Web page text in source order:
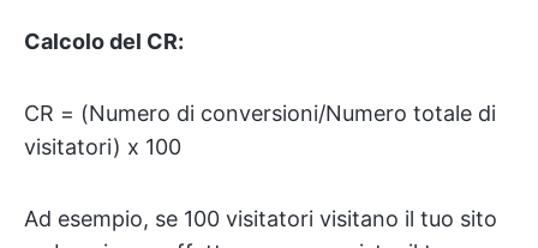
Calcolo del CR:
CR = (Numero di conversioni/Numero totale di
visitatori) x 100
Ad esempio, se 100 visitatori visitano il tuo sito